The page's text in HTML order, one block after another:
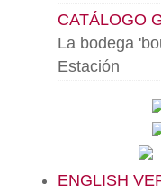
CATÁLOGO
La bodega
Estación
ENGLISH